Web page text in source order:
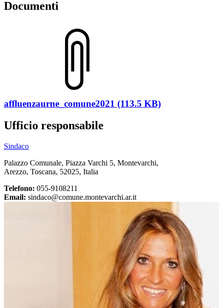
Documenti
affluenzaurne_comune2021 (113.5 KB)
Ufficio responsabile
Sindaco
Palazzo Comunale, Piazza Varchi 5, Montevarchi,
Arezzo, Toscana, 52025, Italia
Telefono: 055-9108211
Email: sindaco@comune.montevarchi.ar.it